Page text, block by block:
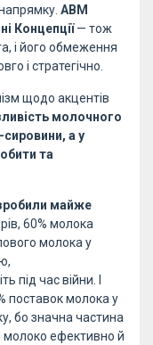
АВМ
Концепції— тож
і його обмеження
і стратегічно.
щодо акцентів
молочного
а у
та
майже
60% молока
молока у
під час війни. І
поставок молока у
бо значна частина
молоко ефективно й